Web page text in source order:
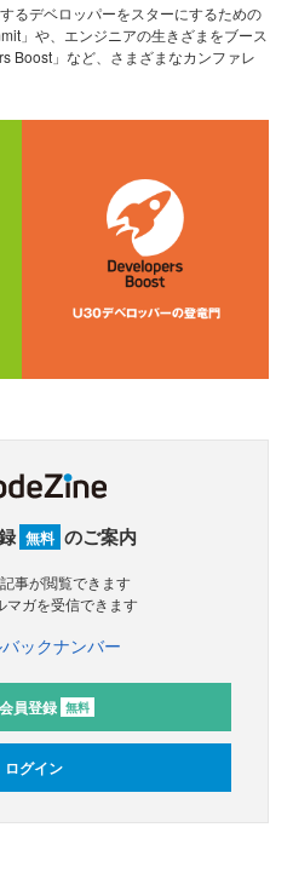
るデベロッパーをスターにするための
」や、エンジニアの生きざまをブース
Boost」など、さまざまなカンファレ
無料 のご案内
事が閲覧できます
マガを受信できます
ックナンバー
員登録 無料
ログイン